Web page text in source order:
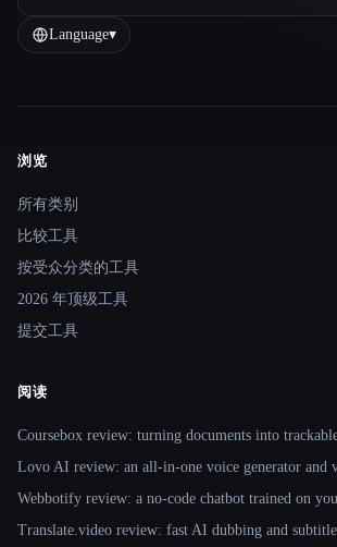
Language▾
Site navigation
浏览
所有类别
比较工具
按受众分类的工具
2026 年顶级工具
提交工具
阅读
Coursebox review: turning documents into
Lovo AI review: an all-in-one voice generator and
Webbotify review: a no-code chatbot trained on
Translate.video review: fast AI dubbing and